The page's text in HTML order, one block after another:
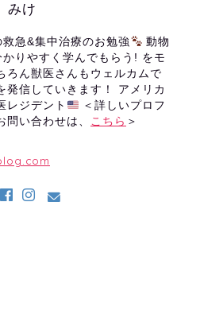
みけ
急&集中治療のお勉強
動物
りやすく学んでもらう! をモ
ろん獣医さんもウェルカムで
発信していきます！ アメリカ
レジデント
＜詳しいプロフ
問い合わせは、 こちら ＞